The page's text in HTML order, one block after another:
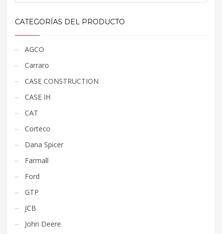
CATEGORÍAS DEL PRODUCTO
AGCO
Carraro
CASE CONSTRUCTION
CASE IH
CAT
Corteco
Dana Spicer
Farmall
Ford
GTP
JCB
John Deere